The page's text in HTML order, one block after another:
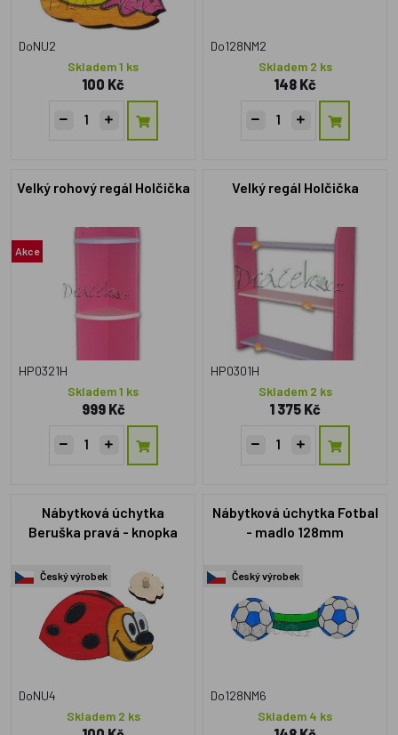
DoNU2
Skladem 1 ks
100 Kč
Do128NM2
Skladem 2 ks
148 Kč
Velký rohový regál Holčička
Akce
HP0321H
Skladem 1 ks
999 Kč
Velký regál Holčička
HP0301H
Skladem 2 ks
1 375 Kč
Nábytková úchytka
Beruška pravá - knopka
Český výrobek
DoNU4
Skladem 2 ks
Nábytková úchytka Fotbal
- madlo 128mm
Český výrobek
Do128NM6
Skladem 4 ks